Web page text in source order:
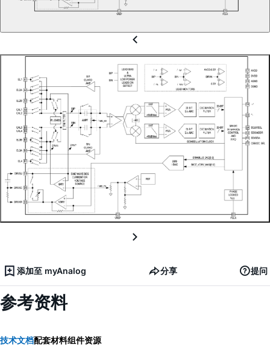
添加至 myAnalog 分享 提问
参考资料
技术文档配套材料组件资源